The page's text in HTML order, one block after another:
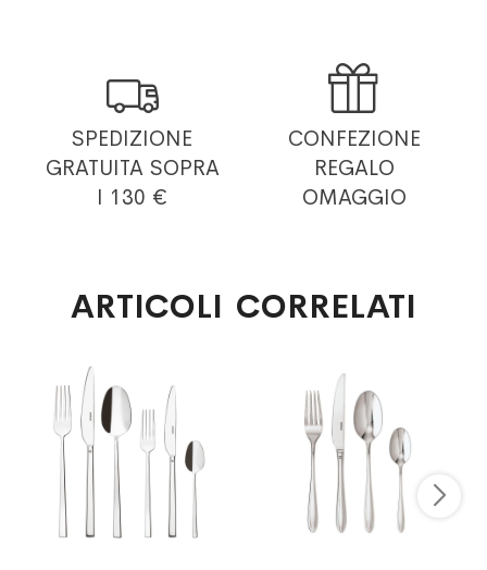

SPEDIZIONE
GRATUITA SOPRA
I 130 €

CONFEZIONE
REGALO
OMAGGIO
ARTICOLI CORRELATI